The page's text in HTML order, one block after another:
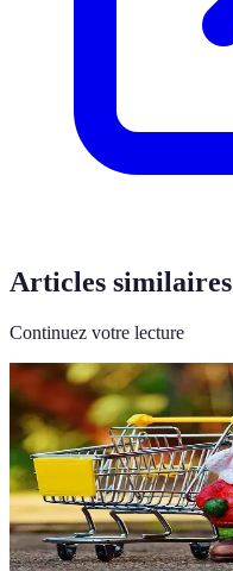
Articles similaires
Continuez votre lecture